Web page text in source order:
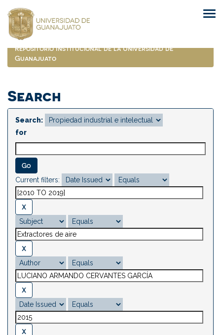
navigation
Repositorio Institucional de la Universidad de
Guanajuato
Search
Search:
for
Current filters: